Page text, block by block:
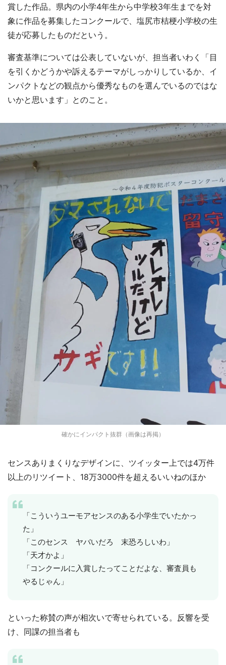
賞した作品。県内の小学4年生から中学校3年生までを対
象に作品を募集したコンクールで、塩尻市桔梗小学校の生
徒が応募したものだという。
審査基準については公表していないが、担当者いわく「目
を引くかどうかや訴えるテーマがしっかりしているか、イ
ンパクトなどの観点から優秀なものを選んでいるのではな
いかと思います」とのこと。
確かにインパクト抜群（画像は再掲）
センスありまくりなデザインに、ツイッター上では4万件
以上のリツイート、18万3000件を超えるいいねのほか
「こういうユーモアセンスのある小学生でいたかっ
た」
「このセンス ヤバいだろ 末恐ろしいわ」
「天才かよ」
「コンクールに入賞したってことだよな、審査員も
やるじゃん」
といった称賛の声が相次いで寄せられている。反響を受
け、同課の担当者も